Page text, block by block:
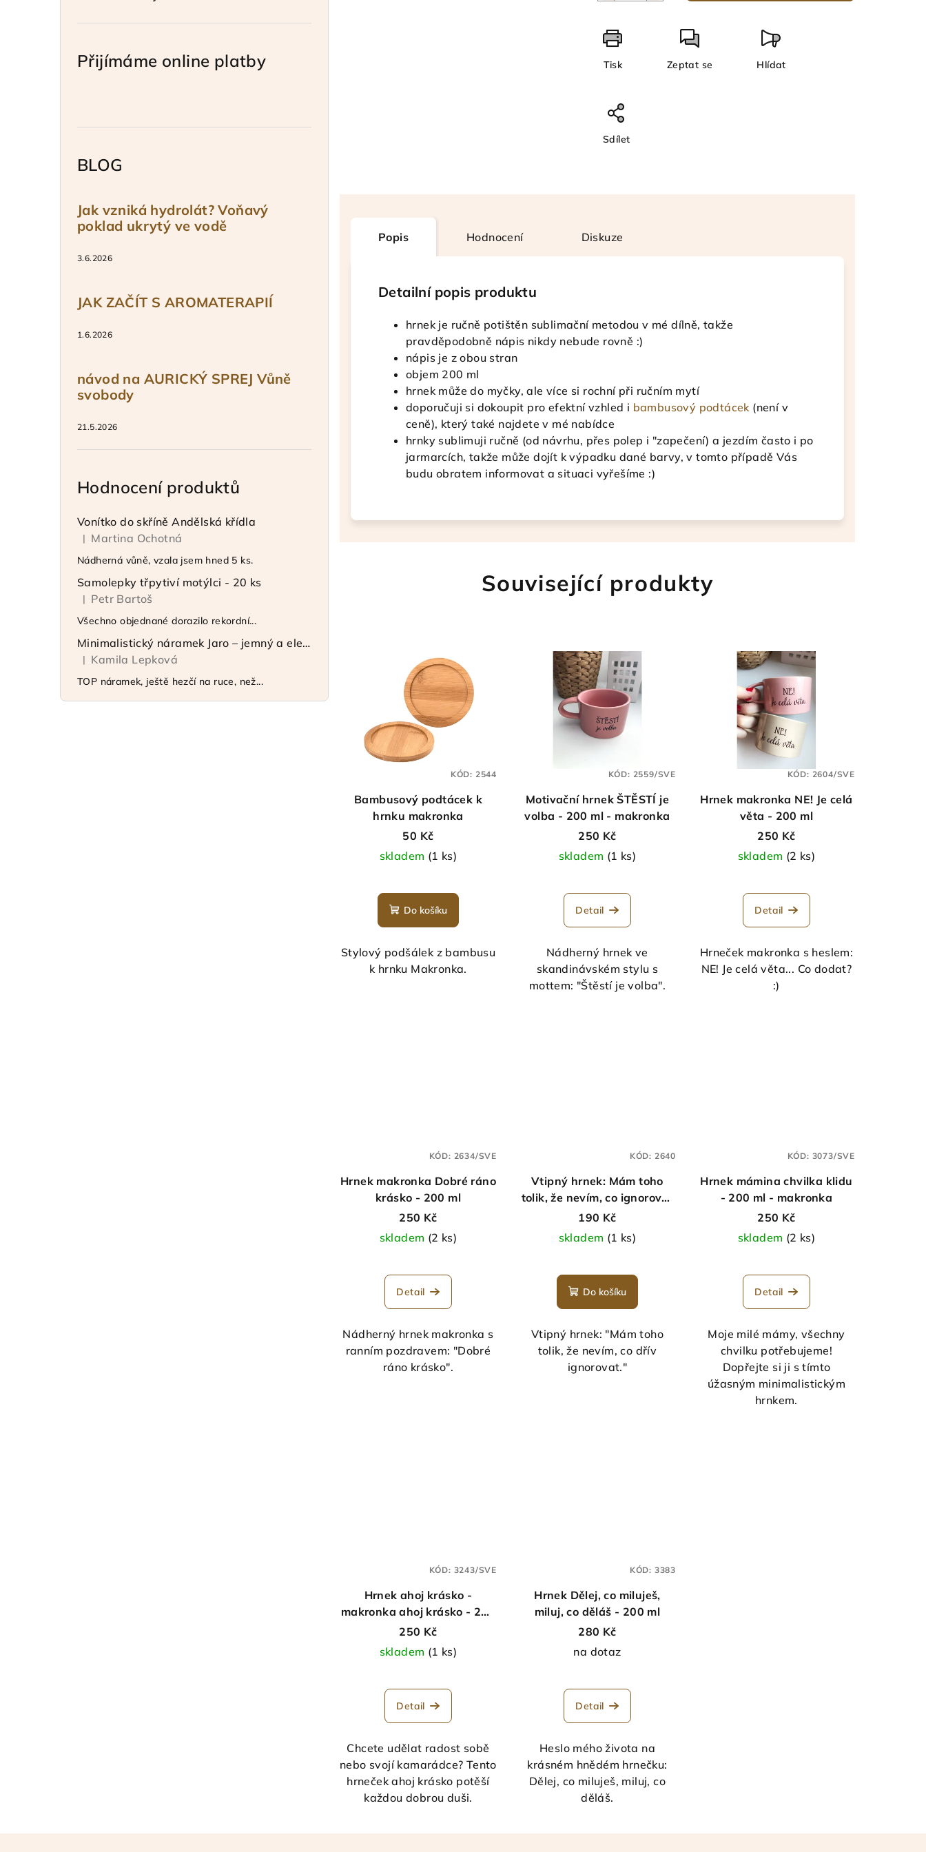
Přijímáme online platby
BLOG
Jak vzniká hydrolát? Voňavý
poklad ukrytý ve vodě
3.6.2026
JAK ZAČÍT S AROMATERAPIÍ
1.6.2026
návod na AURICKÝ SPREJ Vůně
svobody
21.5.2026
Hodnocení produktů
Vonítko do skříně Andělská křídla
Hodnocení produktu je 5 z 5 hvězdiček.
| Martina Ochotná
Nádherná vůně, vzala jsem hned 5 ks.
Samolepky třpytiví motýlci - 20 ks
Hodnocení produktu je 5 z 5 hvězdiček.
| Petr Bartoš
Všechno objednané dorazilo rekordní...
Minimalistický náramek Jaro – jemný a elegantní
Hodnocení produktu je 5 z 5 hvězdiček.
| Kamila Lepková
TOP náramek, ještě hezčí na ruce, než...
Tisk Zeptat se Hlídat
Sdílet
Popis Hodnocení Diskuze
Detailní popis produktu
hrnek je ručně potištěn sublimační metodou v mé dílně, takže
pravděpodobně nápis nikdy nebude rovně :)
nápis je z obou stran
objem 200 ml
hrnek může do myčky, ale více si rochní při ručním mytí
doporučuji si dokoupit pro efektní vzhled i bambusový podtácek (není v
ceně), který také najdete v mé nabídce
hrnky sublimuji ručně (od návrhu, přes polep i "zapečení) a jezdím často i po
jarmarcích, takže může dojít k výpadku dané barvy, v tomto případě Vás
budu obratem informovat a situaci vyřešíme :)
Související produkty
Bambusový podtácek k
hrnku makronka
50 Kč
skladem (1 ks)
Do košíku
Stylový podšálek z bambusu
k hrnku Makronka.
KÓD: 2544
Motivační hrnek ŠTĚSTÍ je
volba - 200 ml - makronka
250 Kč
skladem (1 ks)
hodnocení
produktu
je
5,0
z
5
hvězdiček.
Detail
Nádherný hrnek ve
skandinávském stylu s
mottem: "Štěstí je volba".
KÓD: 2559/SVE
Hrnek makronka NE! Je celá
věta - 200 ml
250 Kč
skladem (2 ks)
Detail
Hrneček makronka s heslem:
NE! Je celá věta... Co dodat?
:)
KÓD: 2604/SVE
Hrnek makronka Dobré ráno
krásko - 200 ml
250 Kč
skladem (2 ks)
hodnocení
produktu
je
5,0
5
Detail
Nádherný hrnek makronka s
ranním pozdravem: "Dobré
ráno krásko".
KÓD: 2634/SVE
Vtipný hrnek: Mám toho
tolik, že nevím, co ignorovat
dřív
190 Kč
skladem (1 ks)
Do košíku
Vtipný hrnek: "Mám toho
tolik, že nevím, co dřív
ignorovat."
KÓD: 2640
Hrnek mámina chvilka klidu
- 200 ml - makronka
250 Kč
skladem (2 ks)
Detail
Moje milé mámy, všechny
chvilku potřebujeme!
Dopřejte si ji s tímto
úžasným minimalistickým
hrnkem.
KÓD: 3073/SVE
Hrnek ahoj krásko -
makronka ahoj krásko - 200
ml
250 Kč
skladem (1 ks)
Detail
Chcete udělat radost sobě
nebo svojí kamarádce? Tento
hrneček ahoj krásko potěší
každou dobrou duši.
KÓD: 3243/SVE
Hrnek Dělej, co miluješ,
miluj, co děláš - 200 ml
280 Kč
na dotaz
hodnocení
produktu
je
5,0
z
5
hvězdiček.
Detail
Heslo mého života na
krásném hnědém hrnečku:
Dělej, co miluješ, miluj, co
děláš.
KÓD: 3383